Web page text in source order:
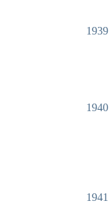
1939
1940
1941